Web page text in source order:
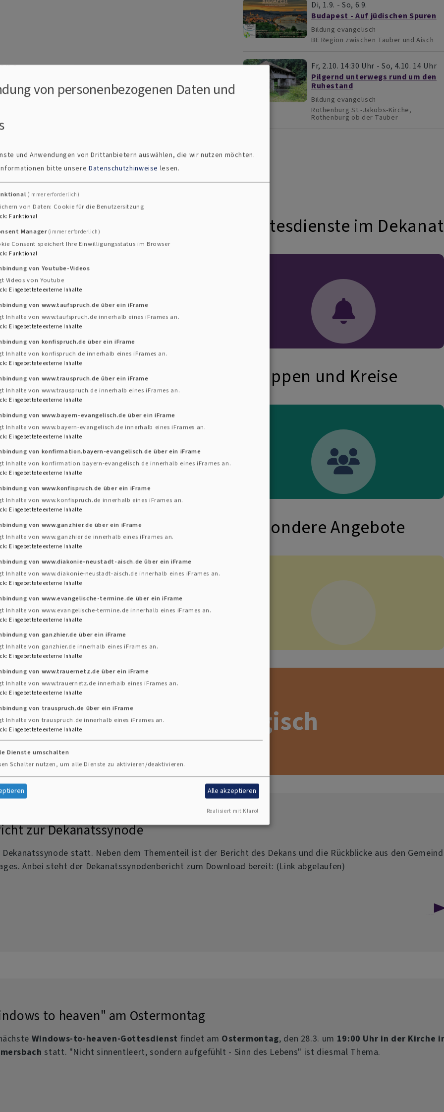
Di, 1.9. - So, 6.9.
Budapest - Auf jüdischen Spuren
Bildung evangelisch
BE Region zwischen Tauber und Aisch
Fr, 2.10. 14:30 Uhr - So, 4.10. 14 Uhr
Pilgernd unterwegs rund um den
Ruhestand
Bildung evangelisch
Rothenburg St.-Jakobs-Kirche,
Rothenburg ob der Tauber
mit Informationen zu staatlichen Hilfen
Fachstelle der Evangelisch Lutherischen Kirche in
Gottesdienste im Dekanat
Gruppen und Kreise
Besondere Angebote
- chronologisch
zur Dekanatssynode
Dekanatssynode statt. Neben dem Thementeil ist der Bericht des Dekans und die Rückblicke aus den
Anbei steht der Dekanatssynodenbericht zum Download bereit: (Link abgelaufen)
to heaven" am Ostermontag
Windows-to-heaven-Gottesdienst findet am Ostermontag, den 28.3. um 19:00 Uhr in der Kirche
statt. "Nicht sinnentleert, sondern aufgefühlt - Sinn des Lebens" ist diesmal Thema.
von personenbezogenen Daten und
und Anwendungen von Drittanbietern auswählen, die wir nutzen möchten.
bitte unsere Datenschutzhinweise lesen.
(immer erforderlich)
von Daten: Cookie für die Benutzersitzung
: Funktional
Manager (immer erforderlich)
Consent speichert Ihre Einwilligungsstatus im Browser
: Funktional
von Youtube-Videos
Videos von Youtube
: Eingebettete externe Inhalte
von www.taufspruch.de über ein iFrame
Inhalte von www.taufspruch.de innerhalb eines iFrames an.
: Eingebettete externe Inhalte
von konfispruch.de über ein iFrame
Inhalte von konfispruch.de innerhalb eines iFrames an.
: Eingebettete externe Inhalte
von www.trauspruch.de über ein iFrame
Inhalte von www.trauspruch.de innerhalb eines iFrames an.
: Eingebettete externe Inhalte
von www.bayern-evangelisch.de über ein iFrame
Inhalte von www.bayern-evangelisch.de innerhalb eines iFrames an.
: Eingebettete externe Inhalte
von konfirmation.bayern-evangelisch.de über ein iFrame
Inhalte von konfirmation.bayern-evangelisch.de innerhalb eines iFrames an.
: Eingebettete externe Inhalte
von www.konfispruch.de über ein iFrame
Inhalte von www.konfispruch.de innerhalb eines iFrames an.
: Eingebettete externe Inhalte
von www.ganzhier.de über ein iFrame
Inhalte von www.ganzhier.de innerhalb eines iFrames an.
: Eingebettete externe Inhalte
von www.diakonie-neustadt-aisch.de über ein iFrame
Inhalte von www.diakonie-neustadt-aisch.de innerhalb eines iFrames an.
: Eingebettete externe Inhalte
von www.evangelische-termine.de über ein iFrame
Inhalte von www.evangelische-termine.de innerhalb eines iFrames an.
: Eingebettete externe Inhalte
von ganzhier.de über ein iFrame
Inhalte von ganzhier.de innerhalb eines iFrames an.
: Eingebettete externe Inhalte
von www.trauernetz.de über ein iFrame
Inhalte von www.trauernetz.de innerhalb eines iFrames an.
: Eingebettete externe Inhalte
von trauspruch.de über ein iFrame
Inhalte von trauspruch.de innerhalb eines iFrames an.
: Eingebettete externe Inhalte
Dienste umschalten
Schalter nutzen, um alle Dienste zu aktivieren/deaktivieren.
Alle akzeptieren
Realisiert mit Klaro!